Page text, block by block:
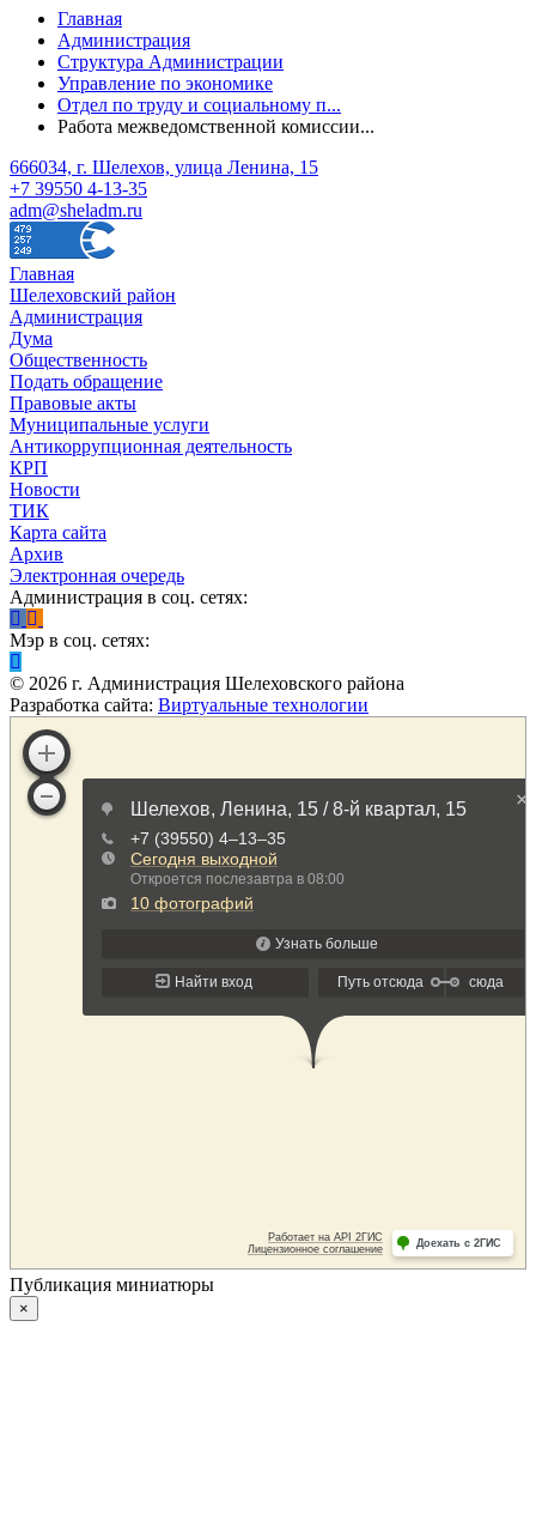
Главная
Администрация
Структура Администрации
Управление по экономике
Отдел по труду и социальному п...
Работа межведомственной комиссии...
666034, г. Шелехов, улица Ленина, 15
+7 39550 4-13-35
adm@sheladm.ru
Главная
Шелеховский район
Администрация
Дума
Общественность
Подать обращение
Правовые акты
Муниципальные услуги
Антикоррупционная деятельность
КРП
Новости
ТИК
Карта сайта
Архив
Электронная очередь
Администрация в соц. сетях:
Мэр в соц. сетях:
© 2026 г. Администрация Шелеховского района
Разработка сайта: Виртуальные технологии
Публикация миниатюры
×